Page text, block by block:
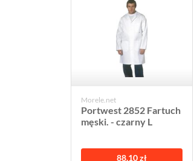
Morele.net
Portwest 2852 Fartuch
męski. - czarny L
88,10 zł